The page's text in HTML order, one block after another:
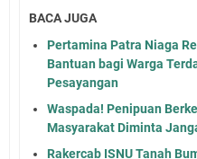
BACA JUGA
Pertamina Patra Niaga
Bantuan bagi Warga
Pesayangan
Waspada! Penipuan
Masyarakat Diminta
Rakercab ISNU Tanah